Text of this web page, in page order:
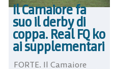
Il Camaiore fa
suo il derby di
coppa. Real FQ ko
ai supplementari
FORTE. Il Camaiore